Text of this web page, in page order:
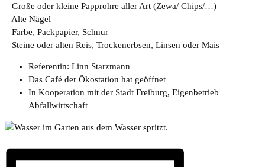
– Große oder kleine Papprohre aller Art (Zewa/ Chips/…)
– Alte Nägel
– Farbe, Packpapier, Schnur
– Steine oder alten Reis, Trockenerbsen, Linsen oder Mais
Referentin: Linn Starzmann
Das Café der Ökostation hat geöffnet
In Kooperation mit der Stadt Freiburg, Eigenbetrieb
Abfallwirtschaft